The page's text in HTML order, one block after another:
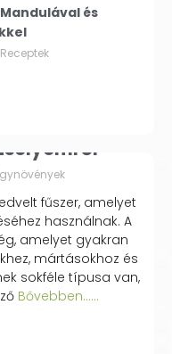
és
Receptek
fűszer, amelyet
használnak. A
amelyet gyakran
mártásokhoz és
sokféle típusa van,
Bővebben...…